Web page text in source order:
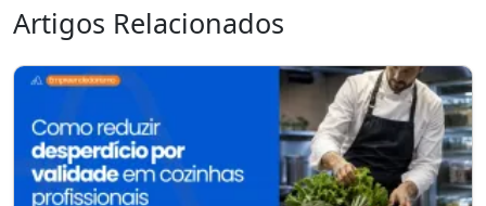
Artigos Relacionados